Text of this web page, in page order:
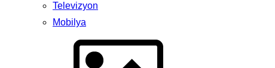
Televizyon
Mobilya